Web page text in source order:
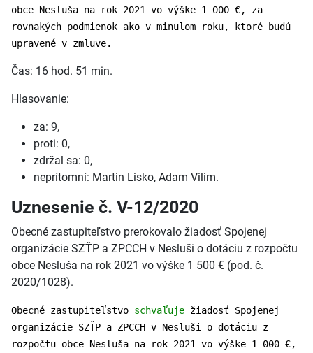
obce Nesluša na rok 2021 vo výške 1 000 €, za
rovnakých podmienok ako v minulom roku, ktoré budú
upravené v zmluve.
Čas: 16 hod. 51 min.
Hlasovanie:
za: 9,
proti: 0,
zdržal sa: 0,
neprítomní: Martin Lisko, Adam Vilim.
Uznesenie č. V-12/2020
Obecné zastupiteľstvo prerokovalo žiadosť Spojenej
organizácie SZŤP a ZPCCH v Nesluši o dotáciu z rozpočtu
obce Nesluša na rok 2021 vo výške 1 500 € (pod. č.
2020/1028).
Obecné zastupiteľstvo schvaľuje žiadosť Spojenej
organizácie SZŤP a ZPCCH v Nesluši o dotáciu z
rozpočtu obce Nesluša na rok 2021 vo výške 1 000 €,